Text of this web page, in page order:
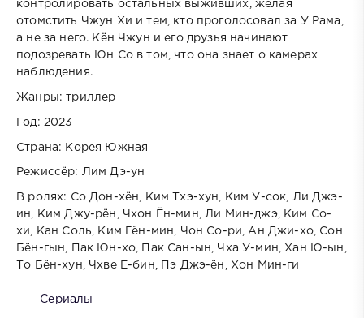
контролировать остальных выживших, желая
отомстить Чжун Хи и тем, кто проголосовал за У Рама,
а не за него. Кён Чжун и его друзья начинают
подозревать Юн Со в том, что она знает о камерах
наблюдения.
Жанры: триллер
Год: 2023
Страна: Корея Южная
Режиссёр: Лим Дэ-ун
В ролях: Со Дон-хён, Ким Тхэ-хун, Ким У-сок, Ли Джэ-
ин, Ким Джу-рён, Чхон Ён-мин, Ли Мин-джэ, Ким Со-
хи, Кан Соль, Ким Гён-мин, Чон Со-ри, Ан Джи-хо, Сон
Бён-гын, Пак Юн-хо, Пак Сан-ын, Чха У-мин, Хан Ю-ын,
То Бён-хун, Чхве Е-бин, Пэ Джэ-ён, Хон Мин-ги
Сериалы